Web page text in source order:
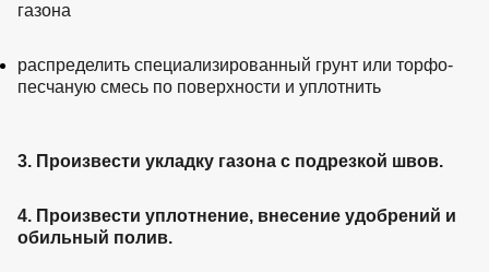
газона
распределить специализированный грунт или торфо-
песчаную смесь по поверхности и уплотнить
3. Произвести укладку газона с подрезкой швов.
4. Произвести уплотнение, внесение удобрений и
обильный полив.